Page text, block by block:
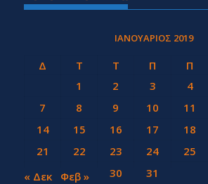
ΙΑΝΟΥΆΡΙΟΣ 2019
Δ Τ Τ Π Π
1
2 3 4
7
8 9 10 11
14
15 16 17 18
21
22 23 24 25
28
29 30 31
« Δεκ Φεβ »